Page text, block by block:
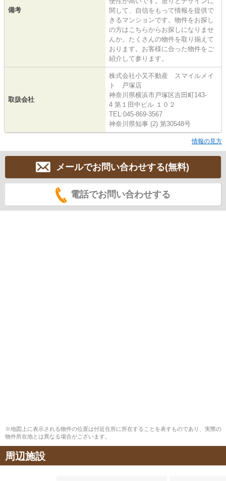
備考
関して、自信をもって情報を提供で
きるマンションです。物件をお探し
の方はこちらからお探しになりませ
んか。たくさんの物件を取り揃えて
おります。お客様に合った物件をご
紹介して参ります。
取扱会社
株式会社小又不動産 スマイルメイ
ト 戸塚店
神奈川県横浜市戸塚区吉田町143-
4 第１田中ビル １０２
TEL:045-869-3567
神奈川県知事 (2) 第30548号
情報の見方
メールでお問い合わせする(無料)
電話でお問い合わせする
※地図上に表示される物件の位置は付近住所に所在することを表すものであり、実際の
物件所在地とは異なる場合がございます。
周辺施設